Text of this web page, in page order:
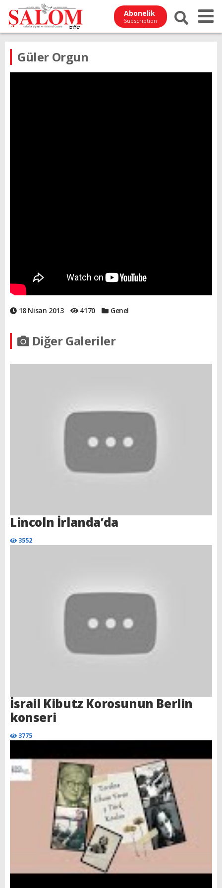
Abonelik
Subscription
Güler Orgun
18 Nisan 2013 4170 Genel
Diğer Galeriler
Lincoln İrlanda’da
3552
İsrail Kibutz Korosunun Berlin
konseri
3775